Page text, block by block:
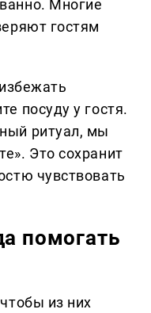
Многие
гостям
посуду у гостя.
ритуал, мы
Это сохранит
чувствовать
помогать
из них